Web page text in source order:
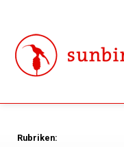
Rubriken: